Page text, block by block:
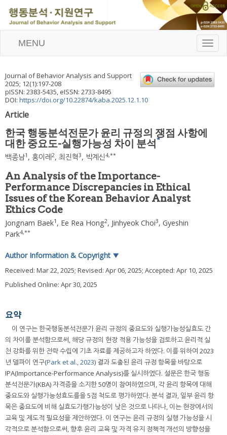
T
o
l
e
MENU
Journal of Behavior Analysis and Support
2025; 12(1):197-208
pISSN: 2383-5435, eISSN: 2733-8495
DOI: https://doi.org/10.22874/kaba.2025.12.1.10
Article
한국 행동분석전문가 윤리 규정의 쟁점 사항에
대한 중요도-실행가능성 차이 분석 *
백종남1 , 홍이레 2, 최진혁3, 박계신4,**
An Analysis of the Importance-
Performance Discrepancies in Ethical
Issues of the Korean Behavior Analyst
Ethics Code
Jongnam Baek1 , Ee Rea Hong2, Jinhyeok Choi3, Gyeshin
Park4,**
Author Information & Copyright ▼
Received: Mar 22, 2025; Revised: Apr 06, 2025; Accepted: Apr 10, 2025
Published Online: Apr 30, 2025
요약
이 연구는 한국행동분석전문가 윤리 규정의 중요도와 실행가능성실효도 간
의 차이를 분석함으로써, 해당 규정의 현장 적용 가능성을 검토하고 윤리적 실
천 강화를 위한 전략 수립에 기초 자료를 제공하고자 하였다. 이를 위하여 2023
년 델파이 연구(Park et al., 2023) 결과 도출된 윤리 규정 항목을 바탕으로
IPA(Importance-Performance Analysis)를 실시하였다. 설문은 한국 행동
분석전문가(KBA) 자격증을 소지한 50명이 참여하였으며, 각 윤리 항목에 대해
중요도와 실행가능성효도를을 5점 척도로 평가하였다. 분석 결과, 일부 윤리 항
목은 중요도에 비해 실효도가행가능성이 낮은 것으로 나타나, 이는 현장에서의
교육 및 제도적 필요성을 제안하였다. 이 연구는 윤리 규정의 실행 가능성을 시
각적으로 분석함으로써, 향후 윤리 교육 및 자격 유지 정책적 개선의 방향성을